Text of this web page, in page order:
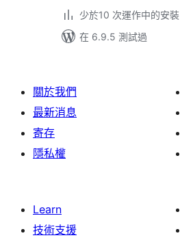
少於10 次運作中的安裝
在 6.9.5 測試過
關於我們
最新消息
寄存
隱私權
Learn
技術支援